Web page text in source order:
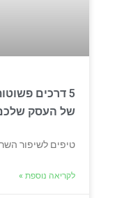
5 דרכים
של העסק
טיפים לשיפור
לקריאה נוספת »